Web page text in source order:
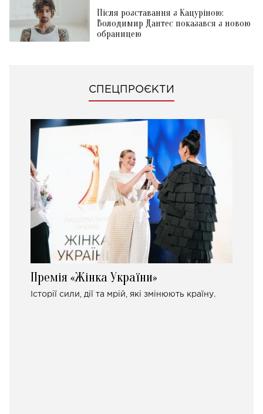
Після розставання з Кацуріною:
Володимир Дантес показався з новою
обраницею
СПЕЦПРОЄКТИ
Премія «Жінка України»
Історії сили, дії та мрій, які змінюють країну.